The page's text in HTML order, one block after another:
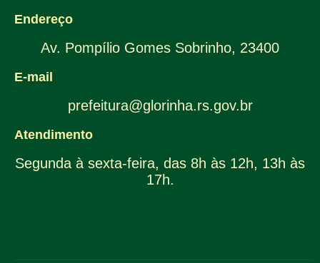
Endereço
Av. Pompílio Gomes Sobrinho, 23400
E-mail
prefeitura@glorinha.rs.gov.br
Atendimento
Segunda à sexta-feira, das 8h às 12h, 13h às
17h.